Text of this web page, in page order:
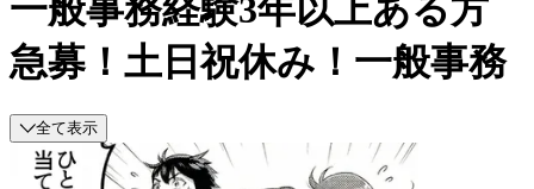
一般事務経験3年以上ある方
急募！土日祝休み！一般事務
全て表示